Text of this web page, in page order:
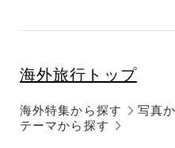
海外旅行トップ
海外特集から探す
テーマから探す
写真